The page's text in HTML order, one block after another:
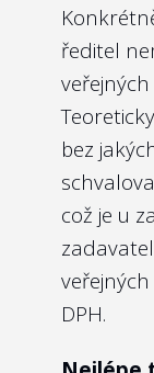
občané
státních
zákona
právě
Nejlépe
webu
ředitel
bez
což je u
DPH.